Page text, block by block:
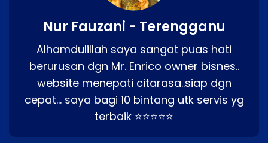
Nur Fauzani - Terengganu
Alhamdulillah saya sangat puas hati
berurusan dgn Mr. Enrico owner bisnes..
website menepati citarasa..siap dgn
cepat… saya bagi 10 bintang utk servis yg
terbaik ⭐⭐⭐⭐⭐